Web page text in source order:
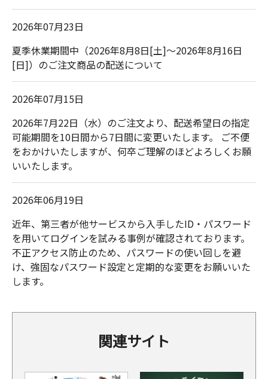
2026年07月23日
夏季休業期間中（2026年8月8日[土]～2026年8月16日
[日]）のご注文商品の配送について
2026年07月15日
2026年7月22日（水）のご注文より、配送希望日の指定
可能期間を10日間から7日間に変更いたします。 ご不便
をおかけいたしますが、何卒ご理解のほどよろしくお願
いいたします。
2026年06月19日
近年、第三者が他サービスから入手したID・パスワード
を用いてログインを試みる事例が確認されております。
不正アクセス防止のため、パスワードの使い回しを避
け、強固なパスワード設定と定期的な変更をお願いいた
します。
関連サイト